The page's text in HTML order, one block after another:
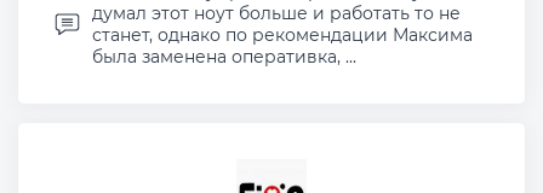
думал этот ноут больше и работать то не
станет, однако по рекомендации Максима
была заменена оперативка, ...